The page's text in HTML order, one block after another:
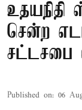
உதயநிதி
சென்ற
சட்டசபை
Published on: 06